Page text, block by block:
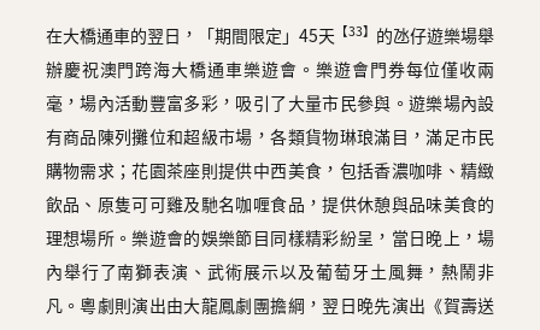
在大橋通車的翌日，「期間限定」45天 【33】 的氹仔遊樂場舉
辦慶祝澳門跨海大橋通車樂遊會。樂遊會門券每位僅收兩
毫，場內活動豐富多彩，吸引了大量市民參與。遊樂場內設
有商品陳列攤位和超級市場，各類貨物琳琅滿目，滿足市民
購物需求；花園茶座則提供中西美食，包括香濃咖啡、精緻
飲品、原隻可可雞及馳名咖喱食品，提供休憩與品味美食的
理想場所。樂遊會的娛樂節目同樣精彩紛呈，當日晚上，場
內舉行了南獅表演、武術展示以及葡萄牙土風舞，熱鬧非
凡。粵劇則演出由大龍鳳劇團擔綱，翌日晚先演出《賀壽送